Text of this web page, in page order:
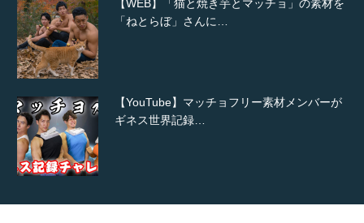
【WEB】「猫と焼き芋とマッチョ」の素材を
「ねとらぼ」さんに…
【YouTube】マッチョフリー素材メンバーが
ギネス世界記録…
【TV】TBS番組「ひるおび」にてマッスルプ